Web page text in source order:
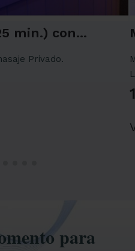
min.) con...
Privado.
para